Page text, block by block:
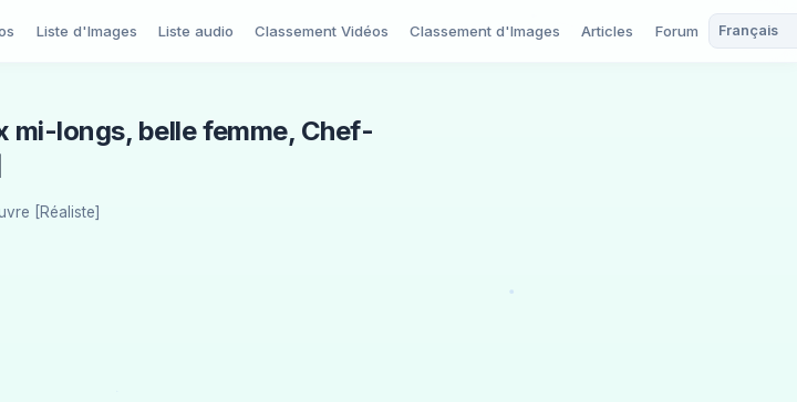
Liste d'Images Liste audio Classement Vidéos Classement d'Images Articles Forum
mi-longs, belle femme, Chef-
[Réaliste]